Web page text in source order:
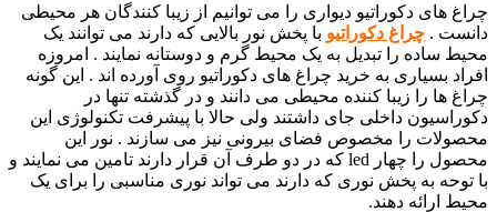
چراغ های دکوراتیو دیواری را می توانیم از زیبا کنندگان هر محیطی
دانست . چراغ دکوراتیو با پخش نور بالایی که دارند می توانند یک
محیط ساده را تبدیل به یک محیط گرم و دوستانه نمایند . امروزه
افراد بسیاری به خرید چراغ های دکوراتیو روی آورده اند . این گونه
چراغ ها را زیبا کننده محیطی می دانند و در گذشته تنها در
دکوراسیون داخلی جای داشتند ولی حالا با پیشرفت تکنولوژی این
محصولات را مخصوص فضای بیرونی نیز می سازند . نور این
محصول را چهار led که در دو طرف آن قرار دارند تامین می نمایند و
با توحه به پخش نوری که دارند می تواند نوری مناسبی را برای یک
محیط ارائه دهند.